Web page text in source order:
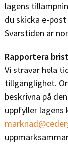
lagens
du skicka e-
Svarstiden är
Rapportera
Vi strävar hela
tillgänglighet.
beskrivna på
uppfyller lagens